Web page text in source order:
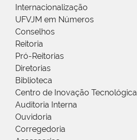
Internacionalização
UFVJM em Números
Conselhos
Reitoria
Pró-Reitorias
Diretorias
Biblioteca
Centro de Inovação Tecnológica
Auditoria Interna
Ouvidoria
Corregedoria